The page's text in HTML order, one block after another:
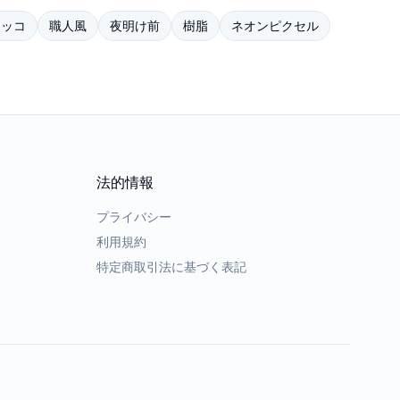
コ 職人風 夜明け前 樹脂 ネオンピクセル
法的情報
プライバシー
利用規約
特定商取引法に基づく表記